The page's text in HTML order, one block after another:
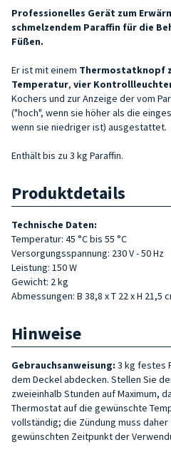
Professionelles Gerät zum
schmelzendem Paraffin für die
Füßen.
Er ist mit einem Thermostatknopf
Temperatur, vier
Kochers und zur Anzeige der vom
("hoch", wenn sie höher als die
wenn sie niedriger ist) ausgestattet.
Enthält bis zu 3 kg Paraffin.
Produktdetails
Technische Daten:
Temperatur: 45 °C bis 55 °C
Versorgungsspannung: 230 V - 50 Hz
Leistung: 150 W
Gewicht: 2 kg
Abmessungen: B 38,8 x T 22 x H 21,5
Hinweise
Gebrauchsanweisung: 3 kg festes
dem Deckel abdecken. Stellen Sie
zweieinhalb Stunden auf Maximum,
Thermostat auf die gewünschte
vollständig; die Zündung muss
gewünschten Zeitpunkt der